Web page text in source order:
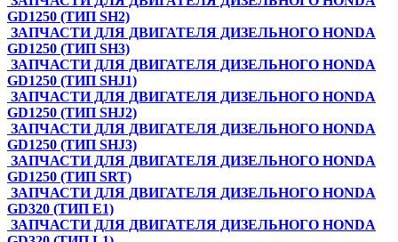
GD1250 (ТИП SH2)
ЗАПЧАСТИ ДЛЯ ДВИГАТЕЛЯ ДИЗЕЛЬНОГО HONDA
GD1250 (ТИП SH3)
ЗАПЧАСТИ ДЛЯ ДВИГАТЕЛЯ ДИЗЕЛЬНОГО HONDA
GD1250 (ТИП SHJ1)
ЗАПЧАСТИ ДЛЯ ДВИГАТЕЛЯ ДИЗЕЛЬНОГО HONDA
GD1250 (ТИП SHJ2)
ЗАПЧАСТИ ДЛЯ ДВИГАТЕЛЯ ДИЗЕЛЬНОГО HONDA
GD1250 (ТИП SHJ3)
ЗАПЧАСТИ ДЛЯ ДВИГАТЕЛЯ ДИЗЕЛЬНОГО HONDA
GD1250 (ТИП SRT)
ЗАПЧАСТИ ДЛЯ ДВИГАТЕЛЯ ДИЗЕЛЬНОГО HONDA
GD320 (ТИП E1)
ЗАПЧАСТИ ДЛЯ ДВИГАТЕЛЯ ДИЗЕЛЬНОГО HONDA